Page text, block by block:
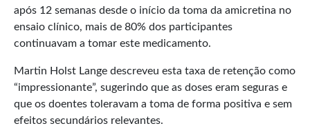
após 12 semanas desde o início da toma da amicretina no
ensaio clínico, mais de 80% dos participantes
continuavam a tomar este medicamento.
Martin Holst Lange descreveu esta taxa de retenção como
“impressionante”, sugerindo que as doses eram seguras e
que os doentes toleravam a toma de forma positiva e sem
efeitos secundários relevantes.